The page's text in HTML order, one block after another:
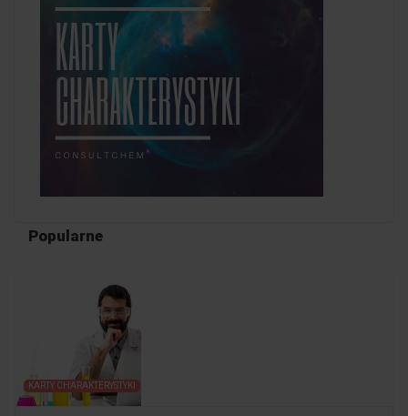
Popularne
KARTY CHARAKTERYSTYKI